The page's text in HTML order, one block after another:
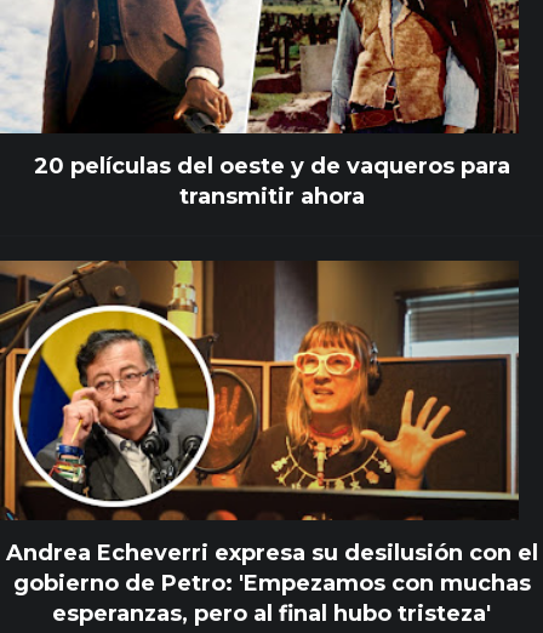
20 películas del oeste y de vaqueros para
transmitir ahora
Andrea Echeverri expresa su desilusión con el
gobierno de Petro: 'Empezamos con muchas
esperanzas, pero al final hubo tristeza'